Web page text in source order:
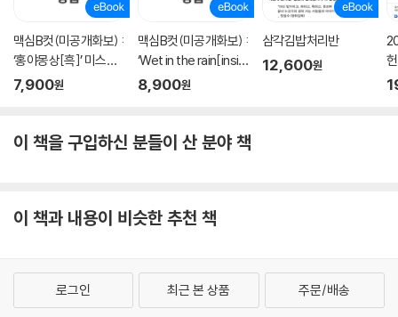
《오페라의 유령》
파리 오페라 하우스에서 일어나는 미스터리한 사건들. 얼굴이 흉측한 유령
에릭이 오페라 하우스를 장악하고, 젊은 소프라노 크리스틴 다에를 사랑하
게 되면서 벌어지는 이야기
《삼총사》
알렉상드르 뒤마(Alexandre Dumas), 약 700페이지
브 오스트리아를 위협하는 음모에 맞서 싸워 물리친다.
독자의 리뷰
맥심B컷(미공개화보) :
‘홍야몽상[흑]’ 미스맥
심 엘라
7,900원
맥심B컷(미공개화보) :
‘Wet in the rain[insid
e]’ 모모리나
8,900원
삼각김밥처리반
12,600원
이 책을 구입하신 분들이 산 분야 책
이 책과 내용이 비슷한 추천 책
로그인 최근 본 상품 주문/배송